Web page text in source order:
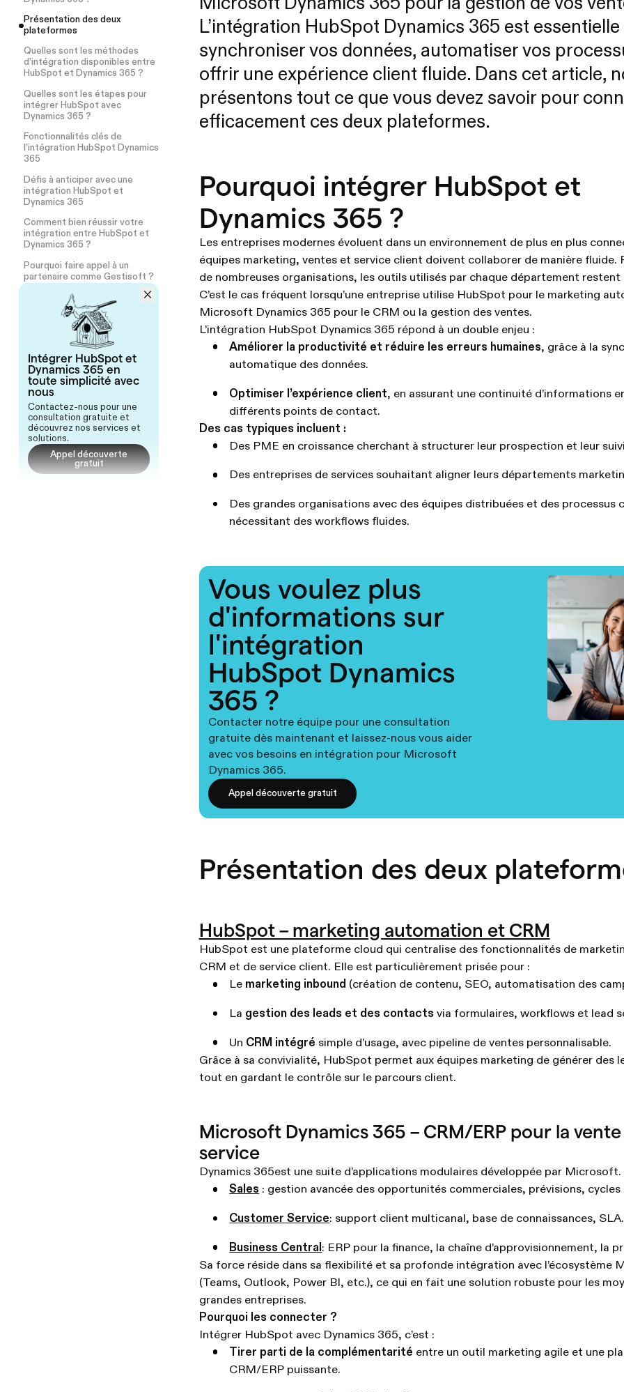
Présentation des deux
plateformes
Quelles sont les méthodes
d’intégration disponibles entre
HubSpot et Dynamics 365 ?
Quelles sont les étapes pour
intégrer HubSpot avec
Dynamics 365 ?
Fonctionnalités clés de
l’intégration HubSpot Dynamics
365
Défis à anticiper avec une
intégration HubSpot et
Dynamics 365
Comment bien réussir votre
intégration entre HubSpot et
Dynamics 365 ?
Pourquoi faire appel à un
partenaire comme Gestisoft ?
Intégrer HubSpot et
Dynamics 365 en
toute simplicité avec
nous
Contactez-nous pour une
consultation gratuite et
découvrez nos services et
solutions.
Appel découverte
gratuit
Microsoft Dynamics 365 pour la gestion de vos
L’intégration HubSpot Dynamics 365 est
synchroniser vos données, automatiser vos
offrir une expérience client fluide. Dans cet article,
présentons tout ce que vous devez savoir pour
efficacement ces deux plateformes.
Pourquoi intégrer HubSpot et
Dynamics 365 ?
Les entreprises modernes évoluent dans un environnement de plus en plus
équipes marketing, ventes et service client doivent collaborer de manière fluide.
de nombreuses organisations, les outils utilisés par chaque département restent
C’est le cas fréquent lorsqu’une entreprise utilise HubSpot pour le marketing
Microsoft Dynamics 365 pour le CRM ou la gestion des ventes.
L’intégration HubSpot Dynamics 365 répond à un double enjeu :
Améliorer la productivité et réduire les erreurs humaines, grâce à la
automatique des données.
Optimiser l’expérience client, en assurant une continuité d’informations
différents points de contact.
Des cas typiques incluent :
Des PME en croissance cherchant à structurer leur prospection et leur
Des entreprises de services souhaitant aligner leurs départements
Des grandes organisations avec des équipes distribuées et des processus
nécessitant des workflows fluides.
Vous voulez plus
d'informations sur
l'intégration
HubSpot Dynamics
365 ?
Contacter notre équipe pour une consultation
gratuite dès maintenant et laissez-nous vous aider
avec vos besoins en intégration pour Microsoft
Dynamics 365.
Appel découverte gratuit
Présentation des deux
HubSpot – marketing automation et CRM
HubSpot est une plateforme cloud qui centralise des fonctionnalités de
CRM et de service client. Elle est particulièrement prisée pour :
Le marketing inbound (création de contenu, SEO, automatisation des
La gestion des leads et des contacts via formulaires, workflows et lead
Un CRM intégré simple d’usage, avec pipeline de ventes personnalisable.
Grâce à sa convivialité, HubSpot permet aux équipes marketing de générer des
tout en gardant le contrôle sur le parcours client.
Microsoft Dynamics 365 – CRM/ERP pour la
service
Dynamics 365est une suite d’applications modulaires développée par Microsoft.
Sales : gestion avancée des opportunités commerciales, prévisions, cycles
Customer Service: support client multicanal, base de connaissances, SLA.
Business Central : ERP pour la finance, la chaîne d’approvisionnement, la
Sa force réside dans sa flexibilité et sa profonde intégration avec l’écosystème
(Teams, Outlook, Power BI, etc.), ce qui en fait une solution robuste pour les
grandes entreprises.
Pourquoi les connecter ?
Intégrer HubSpot avec Dynamics 365, c’est :
Tirer parti de la complémentarité entre un outil marketing agile et une
CRM/ERP puissante.